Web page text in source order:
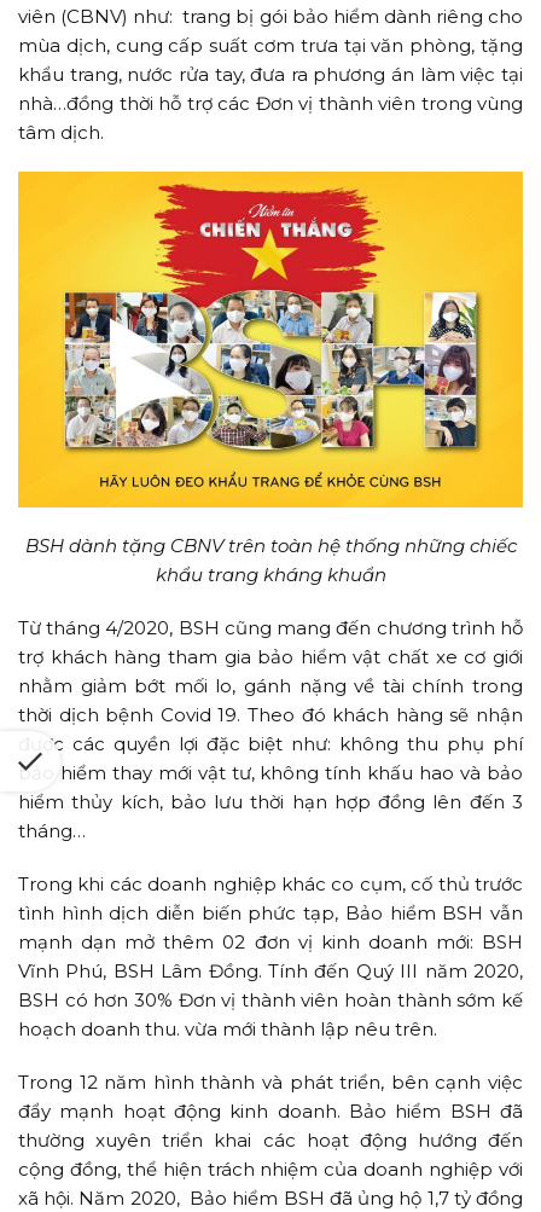
viên (CBNV) như: trang bị gói bảo hiểm dành riêng cho
mùa dịch, cung cấp suất cơm trưa tại văn phòng, tặng
khẩu trang, nước rửa tay, đưa ra phương án làm việc tại
nhà…đồng thời hỗ trợ các Đơn vị thành viên trong vùng
tâm dịch.
BSH dành tặng CBNV trên toàn hệ thống những chiếc
khẩu trang kháng khuẩn
Từ tháng 4/2020, BSH cũng mang đến chương trình hỗ
trợ khách hàng tham gia bảo hiểm vật chất xe cơ giới
nhằm giảm bớt mối lo, gánh nặng về tài chính trong
thời dịch bệnh Covid 19. Theo đó khách hàng sẽ nhận
được các quyền lợi đặc biệt như: không thu phụ phí
bảo hiểm thay mới vật tư, không tính khấu hao và bảo
hiểm thủy kích, bảo lưu thời hạn hợp đồng lên đến 3
tháng…
Trong khi các doanh nghiệp khác co cụm, cố thủ trước
tình hình dịch diễn biến phức tạp, Bảo hiểm BSH vẫn
mạnh dạn mở thêm 02 đơn vị kinh doanh mới: BSH
Vĩnh Phú, BSH Lâm Đồng. Tính đến Quý III năm 2020,
BSH có hơn 30% Đơn vị thành viên hoàn thành sớm kế
hoạch doanh thu. vừa mới thành lập nêu trên.
Trong 12 năm hình thành và phát triển, bên cạnh việc
đẩy mạnh hoạt động kinh doanh. Bảo hiểm BSH đã
thường xuyên triển khai các hoạt động hướng đến
cộng đồng, thể hiện trách nhiệm của doanh nghiệp với
xã hội. Năm 2020, Bảo hiểm BSH đã ủng hộ 1,7 tỷ đồng